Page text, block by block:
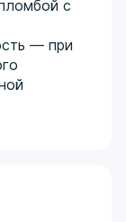
с
— при